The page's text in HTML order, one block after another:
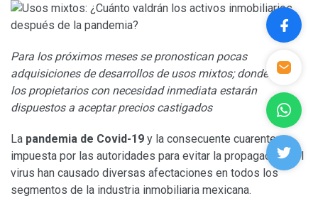
Para los próximos meses se pronostican pocas
adquisiciones de desarrollos de usos mixtos; donde sólo
los propietarios con necesidad inmediata estarán
dispuestos a aceptar precios castigados
La pandemia de Covid-19 y la consecuente cuarentena
impuesta por las autoridades para evitar la propagación del
virus han causado diversas afectaciones en todos los
segmentos de la industria inmobiliaria mexicana.